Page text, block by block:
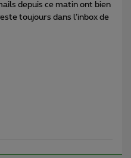
depuis ce matin ont bien
toujours dans l’inbox de